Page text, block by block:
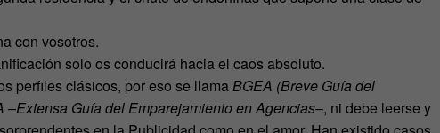
con vosotros.
solo os conducirá hacia el caos absoluto.
perfiles clásicos, por eso se llama BGEA (Breve Guía del
–Extensa Guía del Emparejamiento en Agencias–, ni debe leerse y